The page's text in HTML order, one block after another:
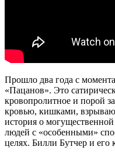
Прошло два года с момента
«Пацанов». Это
кровопролитное и порой
кровью, кишками,
история о
людей с «особенными»
целях. Билли Бутчер и его